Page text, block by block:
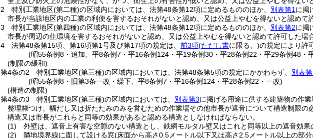
2
特別工業地区(第二種)の区域内においては、法第48条第12項に定めるもののほか、 別表第1 に掲
市長が当該地区内の工業の利便を害するおそれがないと認め、又は公益上やむを得ないと認めて
3
特別工業地区(第四種)の区域内においては、法第48条第12項に定めるもののほか、 別表第2に掲
市長が周辺の住環境を害するおそれがないと認め、又は公益上やむを得ないと認めて許可した場
4
法第48条第15項、第16項第1号及び第17項の規定は、 前3項(ただし書に限る。)の規定により許
(昭55条例8・追加、平8条例7・平16条例124・平19条例30・平28条例22・平29条例48・
(制限の緩和)
第4条の2
特別工業地区(第三種)の区域内においては、法第48条第5項の規定にかかわらず、 別表
(昭55条例8・旧第3条一改・繰下、平8条例7・平16条例124・平28条例22・一改)
(構造の制限)
第4条の3
特別工業地区(第三種)の区域内においては、 別表第3に掲げる用途に供する建築物の作業
整理糊つけ、幅だし又は折たたみのみを営むための作業場その他市長が遮音について構造制限の
構造又は市長がこれらと同等の効果があると認める構造としなければならない。
(1)
外壁は、遮音上有害な空隙のない構造とし、鉄網モルタル壁又はこれと同等以上の遮音効果
(2)
隣地境界線に面して設ける窓(床面から高さ0.5メートル以下又は高さ2.5メートル以上の部